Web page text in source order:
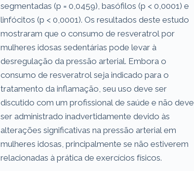
segmentadas (p = 0,0459), basófilos (p < 0,0001) e
linfócitos (p < 0,0001). Os resultados deste estudo
mostraram que o consumo de resveratrol por
mulheres idosas sedentárias pode levar à
desregulação da pressão arterial. Embora o
consumo de resveratrol seja indicado para o
tratamento da inflamação, seu uso deve ser
discutido com um profissional de saúde e não deve
ser administrado inadvertidamente devido às
alterações significativas na pressão arterial em
mulheres idosas, principalmente se não estiverem
relacionadas à prática de exercícios físicos.